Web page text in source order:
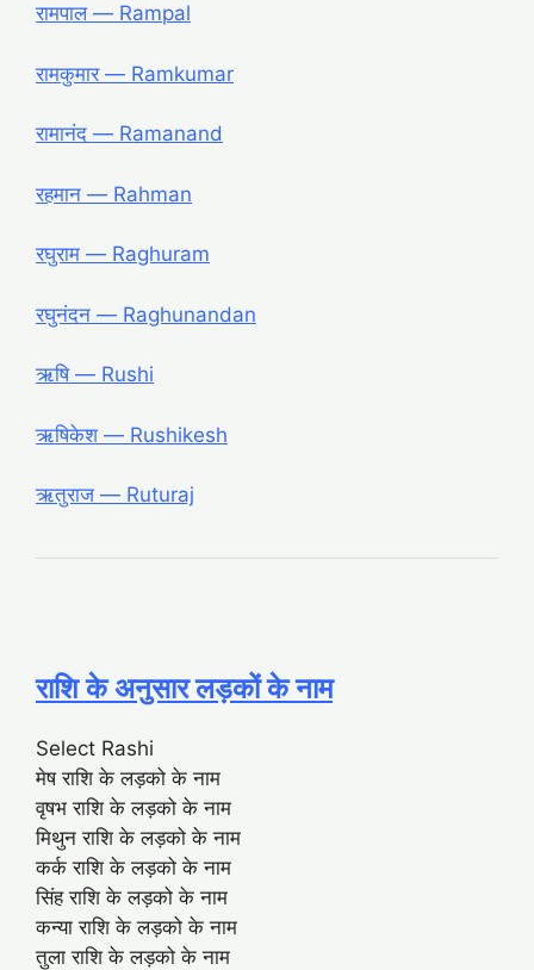
रामपाल ― Rampal
रामकुमार ― Ramkumar
रामानंद ― Ramanand
रहमान ― Rahman
रघुराम ― Raghuram
रघुनंदन ― Raghunandan
ऋषि ― Rushi
ऋषिकेश ― Rushikesh
ऋतुराज ― Ruturaj
राशि के अनुसार लड़कों के नाम
Select Rashi
मेष राशि के लड़को के नाम
वृषभ राशि के लड़को के नाम
मिथुन राशि के लड़को के नाम
कर्क राशि के लड़को के नाम
सिंह राशि के लड़को के नाम
कन्या राशि के लड़को के नाम
तुला राशि के लड़को के नाम